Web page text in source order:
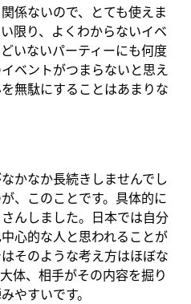
係ないので、とても使えま
限り、よくわからないイベ
いないパーティーにも何度
ベントがつまらないと思え
無駄にすることはあまりな
かなか長続きしませんでし
、このことです。具体的に
んしました。日本では自分
心的な人と思われることが
そのような考え方はほぼな
体、相手がその内容を掘り
やすいです。